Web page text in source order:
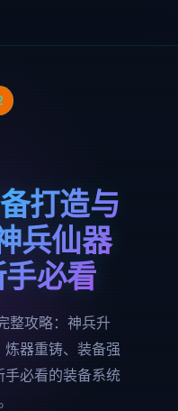
打造与
兵仙器
必看
整攻略：神兵升
器重铸、装备强
手必看的装备系统